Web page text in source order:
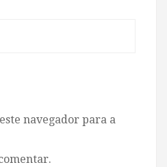
navegador para a